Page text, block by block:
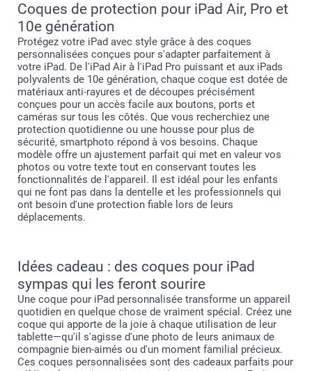
Coques de protection pour iPad Air, Pro et
10e génération
Protégez votre iPad avec style grâce à des coques
personnalisées conçues pour s'adapter parfaitement à
votre iPad. De l'iPad Air à l'iPad Pro puissant et aux iPads
polyvalents de 10e génération, chaque coque est dotée de
matériaux anti-rayures et de découpes précisément
conçues pour un accès facile aux boutons, ports et
caméras sur tous les côtés. Que vous recherchiez une
protection quotidienne ou une housse pour plus de
sécurité, smartphoto répond à vos besoins. Chaque
modèle offre un ajustement parfait qui met en valeur vos
photos ou votre texte tout en conservant toutes les
fonctionnalités de l'appareil. Il est idéal pour les enfants
qui ne font pas dans la dentelle et les professionnels qui
ont besoin d'une protection fiable lors de leurs
déplacements.
Idées cadeau : des coques pour iPad
sympas qui les feront sourire
Une coque pour iPad personnalisée transforme un appareil
quotidien en quelque chose de vraiment spécial. Créez une
coque qui apporte de la joie à chaque utilisation de leur
tablette—qu'il s'agisse d'une photo de leurs animaux de
compagnie bien-aimés ou d'un moment familial précieux.
Ces coques personnalisées sont des cadeaux parfaits pour